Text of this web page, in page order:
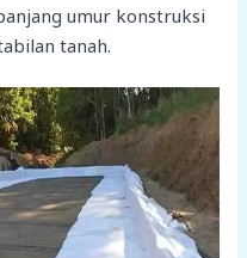
umur konstruksi
tanah.